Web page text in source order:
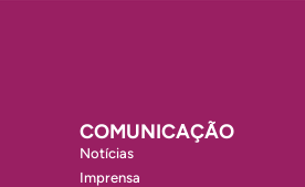
COMUNICAÇÃO
Notícias
Imprensa